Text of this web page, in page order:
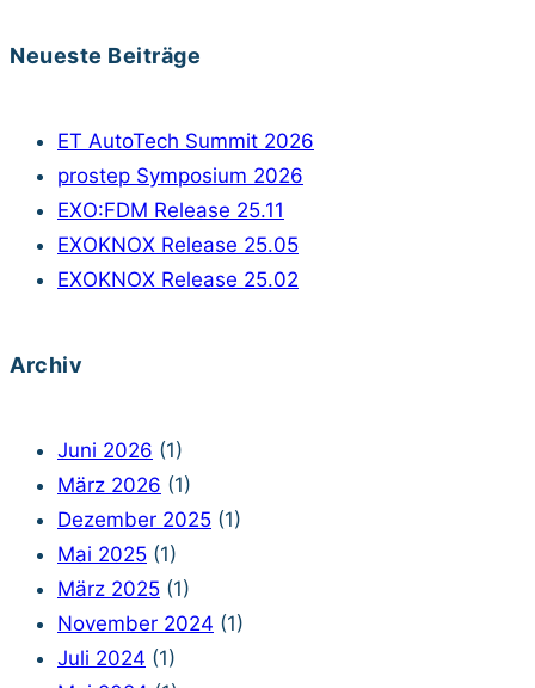
Neueste Beiträge
ET AutoTech Summit 2026
prostep Symposium 2026
EXO:FDM Release 25.11
EXOKNOX Release 25.05
EXOKNOX Release 25.02
Archiv
Juni 2026 (1)
März 2026 (1)
Dezember 2025 (1)
Mai 2025 (1)
März 2025 (1)
November 2024 (1)
Juli 2024 (1)